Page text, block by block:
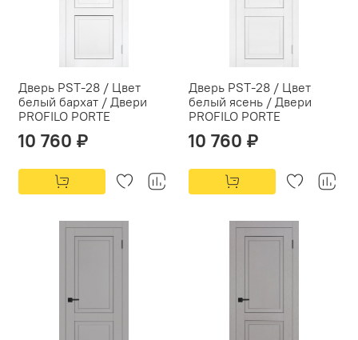
Дверь PST-28 / Цвет
белый бархат / Двери
PROFILO PORTE
10 760 ₽
Дверь PST-28 / Цвет
белый ясень / Двери
PROFILO PORTE
10 760 ₽